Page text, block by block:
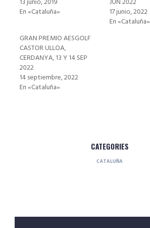
En «Cataluña»
17 junio, 2022
En «Cataluña»
GRAN PREMIO AESGOLF
CASTOR ULLOA,
CERDANYA, 13 Y 14 SEP
2022
14 septiembre, 2022
En «Cataluña»
CATEGORIES
CATALUÑA